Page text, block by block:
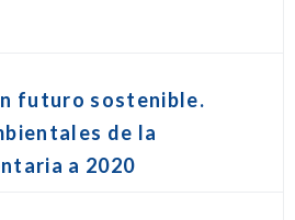
futuro sostenible.
de la
a 2020